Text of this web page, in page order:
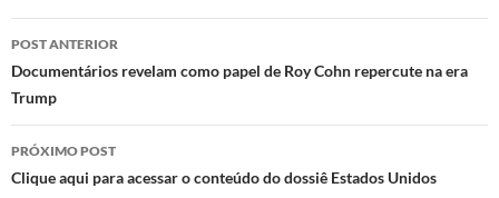
Navegação
de
posts
POST ANTERIOR
Documentários revelam como papel de Roy Cohn repercute na era
Trump
PRÓXIMO POST
Clique aqui para acessar o conteúdo do dossiê Estados Unidos